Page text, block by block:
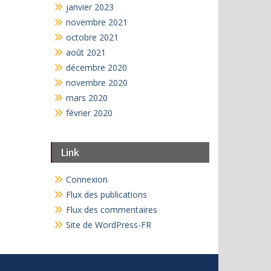
janvier 2023
novembre 2021
octobre 2021
août 2021
décembre 2020
novembre 2020
mars 2020
février 2020
Link
Connexion
Flux des publications
Flux des commentaires
Site de WordPress-FR